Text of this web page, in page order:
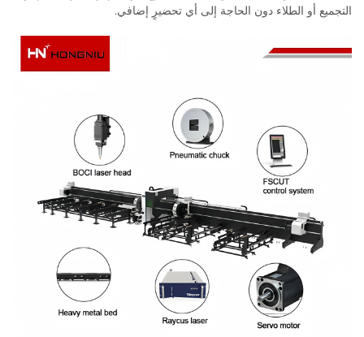
التجميع أو الطلاء دون الحاجة إلى أي تحضيرٍ إضافي.